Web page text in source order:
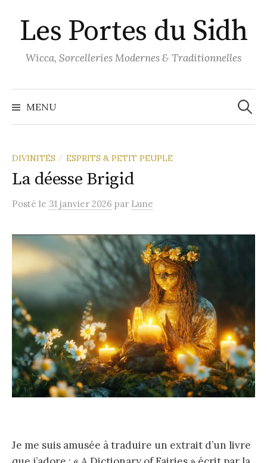
au
contenu
Les Portes du Sidh
Wicca, Sorcelleries Modernes & Traditionnelles
MENU
DIVINITÉS / ESPRITS & PETIT PEUPLE
La déesse Brigid
Posté le 31 janvier 2026 par Lune
Je me suis amusée à traduire un extrait d’un livre